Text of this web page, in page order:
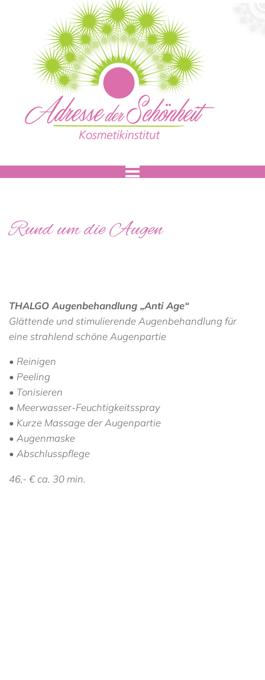
Rund um die Augen
THALGO Augenbehandlung „Anti Age“
Glättende und stimulierende Augenbehandlung für
eine strahlend schöne Augenpartie
• Reinigen
• Peeling
• Tonisieren
• Meerwasser-Feuchtigkeitsspray
• Kurze Massage der Augenpartie
• Augenmaske
• Abschlusspflege
46,- € ca. 30 min.